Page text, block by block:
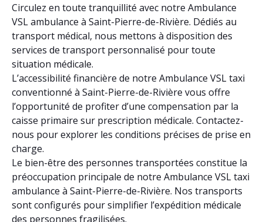
Circulez en toute tranquillité avec notre Ambulance
VSL ambulance à Saint-Pierre-de-Rivière. Dédiés au
transport médical, nous mettons à disposition des
services de transport personnalisé pour toute
situation médicale.
L’accessibilité financière de notre Ambulance VSL taxi
conventionné à Saint-Pierre-de-Rivière vous offre
l’opportunité de profiter d’une compensation par la
caisse primaire sur prescription médicale. Contactez-
nous pour explorer les conditions précises de prise en
charge.
Le bien-être des personnes transportées constitue la
préoccupation principale de notre Ambulance VSL taxi
ambulance à Saint-Pierre-de-Rivière. Nos transports
sont configurés pour simplifier l’expédition médicale
des personnes fragilisées.